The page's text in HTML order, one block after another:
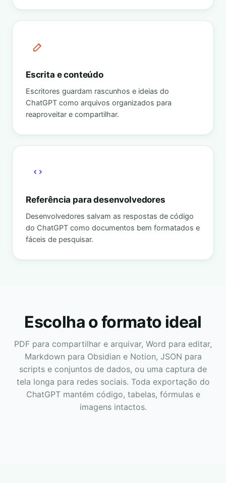
Escrita e conteúdo
Escritores guardam rascunhos e ideias do
ChatGPT como arquivos organizados para
reaproveitar e compartilhar.
Referência para desenvolvedores
Desenvolvedores salvam as respostas de código
do ChatGPT como documentos bem formatados e
fáceis de pesquisar.
Escolha o formato ideal
PDF para compartilhar e arquivar, Word para editar,
Markdown para Obsidian e Notion, JSON para
scripts e conjuntos de dados, ou uma captura de
tela longa para redes sociais. Toda exportação do
ChatGPT mantém código, tabelas, fórmulas e
imagens intactos.